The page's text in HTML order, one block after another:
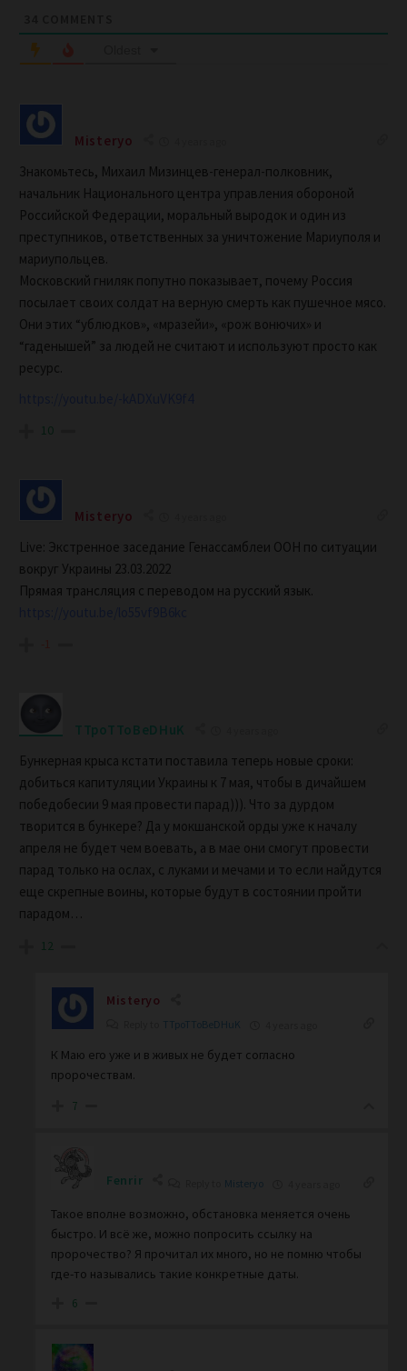
Misteryo
Знакомьтесь, Михаил Мизинцев-генерал-полковник,
начальник Национального центра управления обороной
Российской Федерации, моральный выродок и один из
преступников, ответственных за уничтожение Мариуполя и
мариупольцев.
Московский гниляк попутно показывает, почему Россия
посылает своих солдат на верную смерть как пушечное мясо.
Они этих “ублюдков», «мразейи», «рож вонючих» и
“гаденышей” за людей не считают и используют просто как
ресурс.
10
Misteryo
Live: Экстренное заседание Генассамблеи ООН по ситуации
вокруг Украины 23.03.2022
Прямая трансляция с переводом на русский язык.
TTpoTToBeDHuK
Бункерная крыса кстати поставила теперь новые сроки:
добиться капитуляции Украины к 7 мая, чтобы в дичайшем
победобесии 9 мая провести парад))). Что за дурдом
творится в бункере? Да у мокшанской орды уже к началу
апреля не будет чем воевать, а в мае они смогут провести
парад только на ослах, с луками и мечами и то если найдутся
еще скрепные воины, которые будут в состоянии пройти
парадом…
12
Misteryo
TTpoTToBeDHuK
К Маю его уже и в живых не будет согласно
пророчествам.
7
Fenrir Misteryo
Такое вполне возможно, обстановка меняется очень
быстро. И всё же, можно попросить ссылку на
пророчество? Я прочитал их много, но не помню чтобы
где-то назывались такие конкретные даты.
6